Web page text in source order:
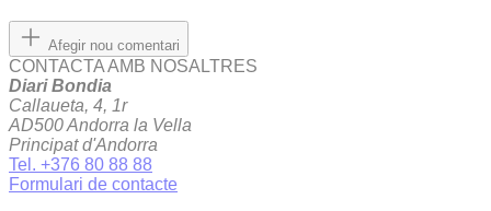
Afegir nou comentari
CONTACTA AMB NOSALTRES
Diari Bondia
Callaueta, 4, 1r
AD500 Andorra la Vella
Principat d'Andorra
Tel. +376 80 88 88
Formulari de contacte